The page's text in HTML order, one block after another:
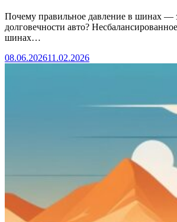
Почему правильное давление в шинах —
долговечности авто?
шинах…
08.06.202611.02.2026